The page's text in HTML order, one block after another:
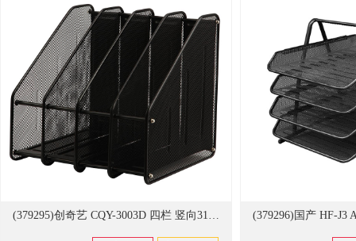
(379295)创奇艺 CQY-3003D 四栏 竖向31.5*29.5*31.5cm 文件栏 黑色(单位：只)